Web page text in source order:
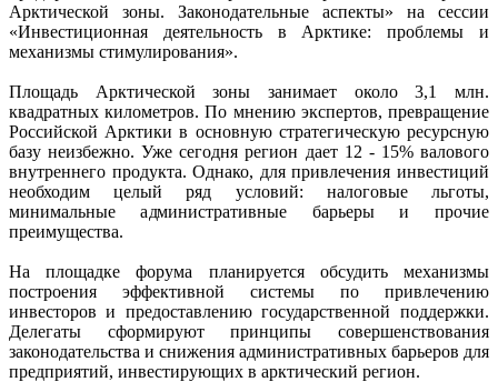
Арктической зоны. Законодательные аспекты» на сессии
«Инвестиционная деятельность в Арктике: проблемы и
механизмы стимулирования».
Площадь Арктической зоны занимает около 3,1 млн.
квадратных километров. По мнению экспертов, превращение
Российской Арктики в основную стратегическую ресурсную
базу неизбежно. Уже сегодня регион дает 12 - 15% валового
внутреннего продукта. Однако, для привлечения инвестиций
необходим целый ряд условий: налоговые льготы,
минимальные административные барьеры и прочие
преимущества.
На площадке форума планируется обсудить механизмы
построения эффективной системы по привлечению
инвесторов и предоставлению государственной поддержки.
Делегаты сформируют принципы совершенствования
законодательства и снижения административных барьеров для
предприятий, инвестирующих в арктический регион.